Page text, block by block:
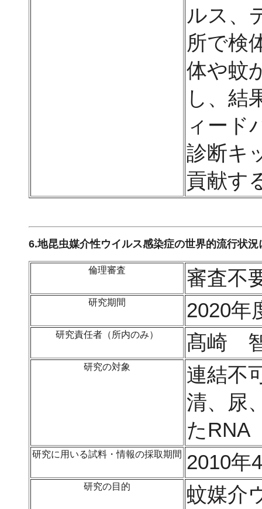
ルス、
所で検
体や蚊
し、結
ィード
診断キ
貢献す
6.地昆虫媒介性ウイルス感染症の世界的流行状
倫理審査 審査不
研究期間 2020年
研究責任者（所内のみ） 髙崎
研究の対象
連結不
清、尿
たRNA
研究に用いる試料・情報の採取期間 2010年
研究の目的
蚊媒介